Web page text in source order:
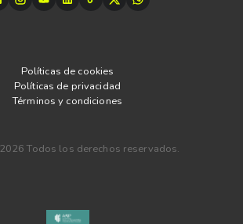
Políticas de cookies
Políticas de privacidad
Términos y condiciones
2026 Todos los derechos reservados.